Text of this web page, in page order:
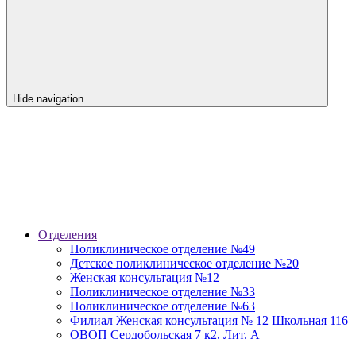
Hide navigation
Отделения
Поликлиническое отделение №49
Детское поликлиническое отделение №20
Женская консультация №12
Поликлиническое отделение №33
Поликлиническое отделение №63
Филиал Женская консультация № 12 Школьная 116
ОВОП Сердобольская 7 к2, Лит. А